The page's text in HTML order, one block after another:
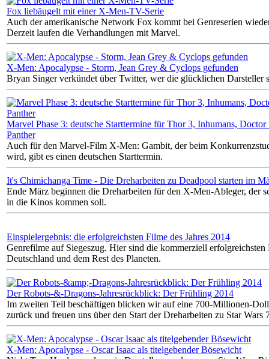
Fox liebäugelt mit einer X-Men-TV-Serie
Auch der amerikanische Network Fox kommt bei Genreserien
Derzeit laufen die Verhandlungen mit Marvel.
X-Men: Apocalypse - Storm, Jean Grey & Cyclops gefunden
Bryan Singer verkündet über Twitter, wer die glücklichen Darsteller
Marvel Phase 3: deutsche Starttermine für Thor 3, Inhumans,
Panther
Auch für den Marvel-Film X-Men: Gambit, der beim
wird, gibt es einen deutschen Starttermin.
It's Chimichanga Time - Die Dreharbeiten zu Deadpool starten im
Ende März beginnen die Dreharbeiten für den X-Men-Ableger, der
in die Kinos kommen soll.
Einspielergebnis: die erfolgreichsten Filme des Jahres 2014
Genrefilme auf Siegeszug. Hier sind die kommerziell erfolgreichsten
Deutschland und dem Rest des Planeten.
Der Robots-&-Dragons-Jahresrückblick: Der Frühling 2014
Im zweiten Teil beschäftigen blicken wir auf eine 700-Millionen-
zurück und freuen uns über den Start der Dreharbeiten zu Star Wars
X-Men: Apocalypse - Oscar Isaac als titelgebender Bösewicht